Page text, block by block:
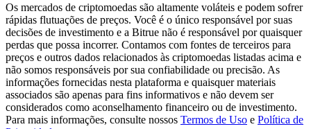
Precious Metals Trading Carnival
Trade Gold & Silver · 33,333 USDT Bonus
Os mercados de criptomoedas são altamente voláteis e podem sofrer
rápidas flutuações de preços. Você é o único responsável por suas
decisões de investimento e a Bitrue não é responsável por quaisquer
perdas que possa incorrer. Contamos com fontes de terceiros para
preços e outros dados relacionados às criptomoedas listadas acima e
não somos responsáveis por sua confiabilidade ou precisão. As
informações fornecidas nesta plataforma e quaisquer materiais
associados são apenas para fins informativos e não devem ser
considerados como aconselhamento financeiro ou de investimento.
Para mais informações, consulte nossos Termos de Uso e Política de